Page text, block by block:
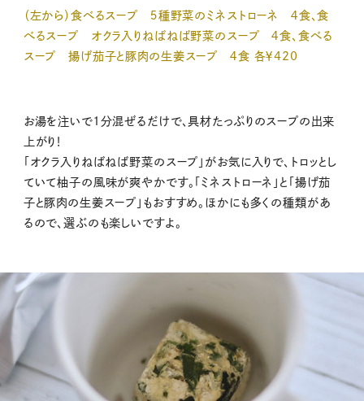
（左から）食べるスープ ５種野菜のミネストローネ ４食、食
べるスープ オクラ入りねばねば野菜のスープ ４食、食べる
スープ 揚げ茄子と豚肉の生姜スープ ４食 各￥420
お湯を注いで1分混ぜるだけで、具材たっぷりのスープの出来
上がり！
「オクラ入りねばねば野菜のスープ」がお気に入りで、トロッとし
ていて柚子の風味が爽やかです。「ミネストローネ」と「揚げ茄
子と豚肉の生姜スープ」もおすすめ。ほかにも多くの種類があ
るので、選ぶのも楽しいですよ。